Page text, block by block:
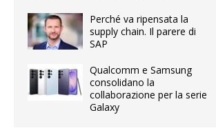
Perché va ripensata la
supply chain. Il parere di
SAP
Qualcomm e Samsung
consolidano la
collaborazione per la serie
Galaxy